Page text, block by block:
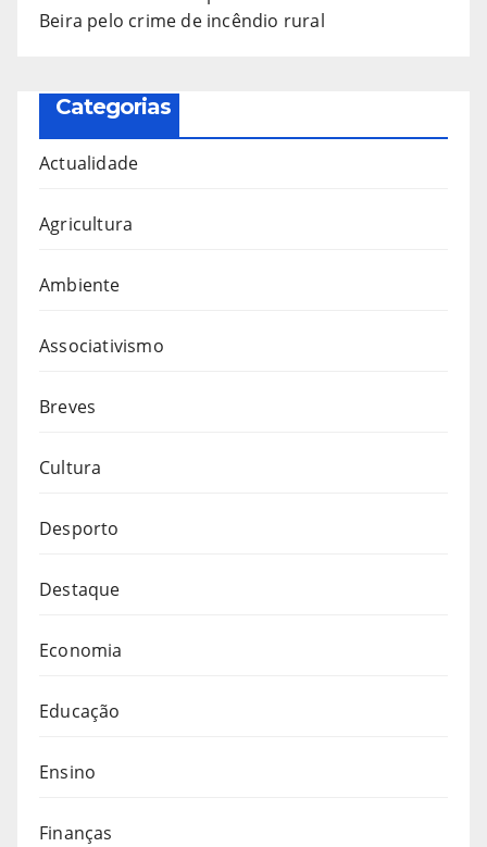
Beira pelo crime de incêndio rural
Categorias
Actualidade
Agricultura
Ambiente
Associativismo
Breves
Cultura
Desporto
Destaque
Economia
Educação
Ensino
Finanças